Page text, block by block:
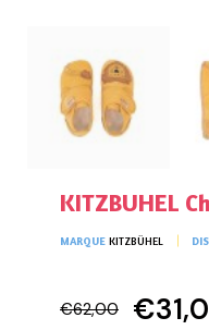
KITZBUHEL
MARQUE KITZBÜHEL
€62,00